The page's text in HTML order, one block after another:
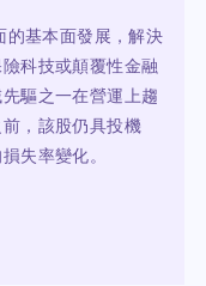
基本面發展，解決
科技或顛覆性金融
驅之一在營運上趨
，該股仍具投機
失率變化。